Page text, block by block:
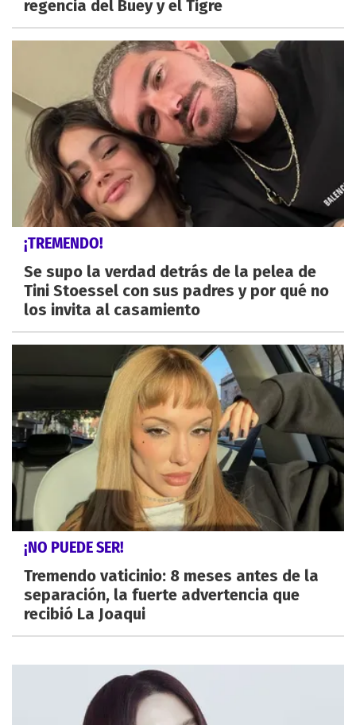
regencia del Buey y el Tigre
¡TREMENDO!
Se supo la verdad detrás de la pelea de
Tini Stoessel con sus padres y por qué no
los invita al casamiento
¡NO PUEDE SER!
Tremendo vaticinio: 8 meses antes de la
separación, la fuerte advertencia que
recibió La Joaqui